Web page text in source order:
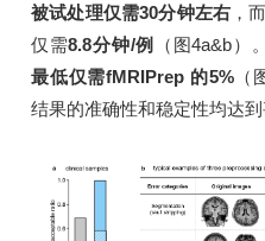
被试处理仅需30分钟左右 ，
仅需8.8分钟/例 （图4a&b）
最低仅需fMRIPrep 的5%（
结果的准确性和稳定性均达